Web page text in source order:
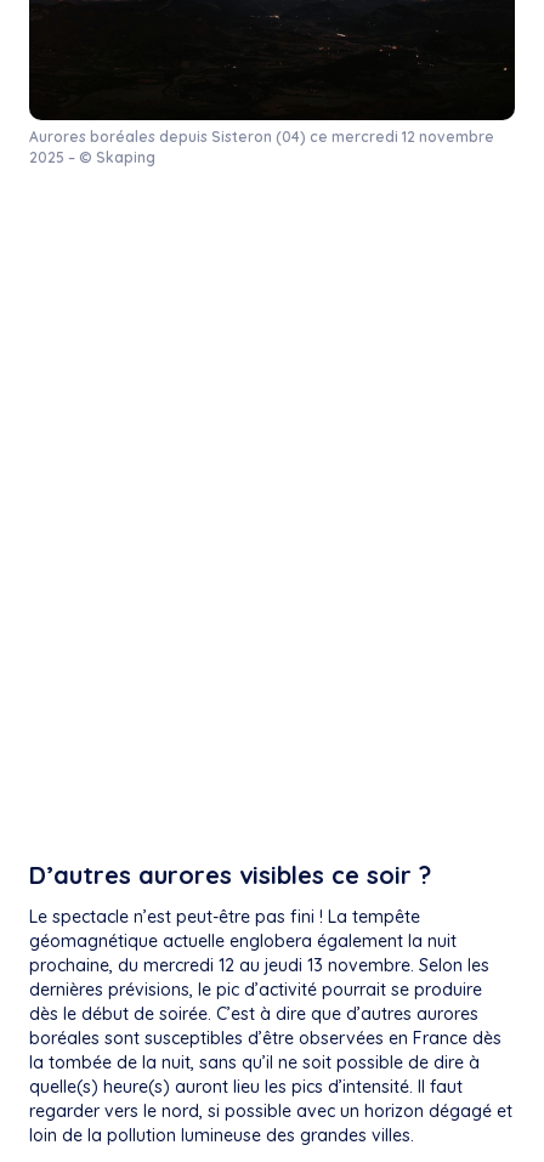
Aurores boréales depuis Sisteron (04) ce mercredi 12 novembre
2025 – © Skaping
D’autres aurores visibles ce soir ?
Le spectacle n’est peut-être pas fini ! La tempête
géomagnétique actuelle englobera également la nuit
prochaine, du mercredi 12 au jeudi 13 novembre. Selon les
dernières prévisions, le pic d’activité pourrait se produire
dès le début de soirée. C’est à dire que d’autres aurores
boréales sont susceptibles d’être observées en France dès
la tombée de la nuit, sans qu’il ne soit possible de dire à
quelle(s) heure(s) auront lieu les pics d’intensité. Il faut
regarder vers le nord, si possible avec un horizon dégagé et
loin de la pollution lumineuse des grandes villes.